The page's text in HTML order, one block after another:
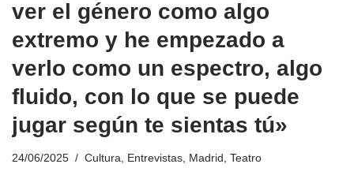
ver el género como algo
extremo y he empezado a
verlo como un espectro, algo
fluido, con lo que se puede
jugar según te sientas tú»
24/06/2025 Cultura Entrevistas Madrid Teatro